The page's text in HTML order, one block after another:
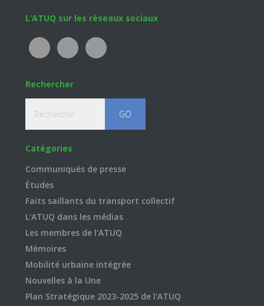
Footer
L’ATUQ sur les réseaux sociaux
Rechercher
Catégories
Communiqués de presse
Études
Faits saillants du transport collectif
L'ATUQ dans les médias
Les membres de l'ATUQ
Mémoires
Mobilité urbaine intégrée
Nouvelles à la Une
Plan Stratégique 2023-2025 de l'ATUQ